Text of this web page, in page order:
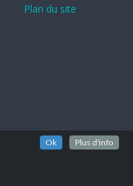
Plan du site
Ok Plus d'info